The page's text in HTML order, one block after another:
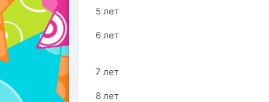
5 лет
6 лет
7 лет
8 лет